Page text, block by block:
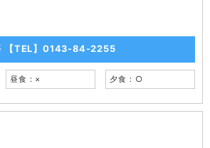
【TEL】0143-84-2255
昼食：× 夕食：○